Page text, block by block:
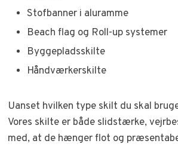
Stofbanner i aluramme
Beach flag og Roll-up systemer
Byggepladsskilte
Håndværkerskilte
Uanset hvilken type skilt du skal
Vores skilte er både slidstærke,
med, at de hænger flot og